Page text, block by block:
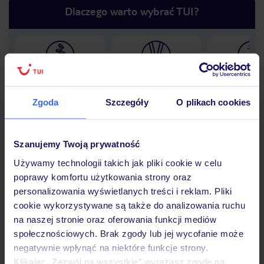
Zgoda Szczegóły O plikach cookies
Szanujemy Twoją prywatność
Używamy technologii takich jak pliki cookie w celu
poprawy komfortu użytkowania strony oraz
personalizowania wyświetlanych treści i reklam. Pliki
cookie wykorzystywane są także do analizowania ruchu
na naszej stronie oraz oferowania funkcji mediów
społecznościowych. Brak zgody lub jej wycofanie może
negatywnie wpłynąć na niektóre funkcje strony.
Klikając „Zezwól na wszystkie” wyrażasz zgodę na
Dlaczego warto wybrać TUI?
Lider niskich cen
podróży w Polsce
30 lat w
Hotel
Opinie
Pokoje